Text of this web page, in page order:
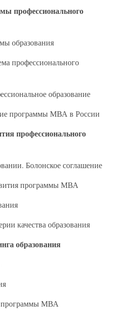
профессионального
образования
профессионального
образование
программы МВА в России
профессионального
Болонское соглашение
программы МВА
качества образования
образования
программы МВА